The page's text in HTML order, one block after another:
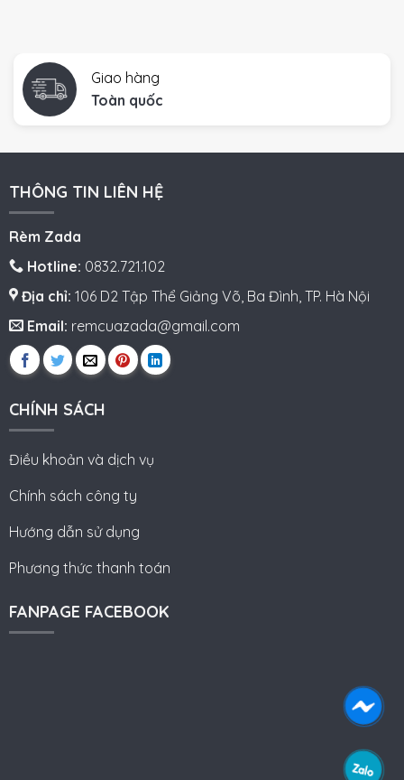
Giao hàng
Toàn quốc
THÔNG TIN LIÊN HỆ
Rèm Zada
Hotline: 0832.721.102
Địa chỉ: 106 D2 Tập Thể Giảng Võ, Ba Đình, TP. Hà Nội
Email: remcuazada@gmail.com
CHÍNH SÁCH
Điều khoản và dịch vụ
Chính sách công ty
Hướng dẫn sử dụng
Phương thức thanh toán
FANPAGE FACEBOOK